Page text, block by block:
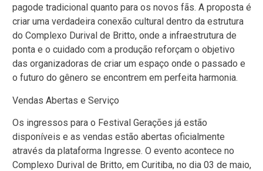
pagode tradicional quanto para os novos fãs. A proposta é
criar uma verdadeira conexão cultural dentro da estrutura
do Complexo Durival de Britto, onde a infraestrutura de
ponta e o cuidado com a produção reforçam o objetivo
das organizadoras de criar um espaço onde o passado e
o futuro do gênero se encontrem em perfeita harmonia.
Vendas Abertas e Serviço
Os ingressos para o Festival Gerações já estão
disponíveis e as vendas estão abertas oficialmente
através da plataforma Ingresse. O evento acontece no
Complexo Durival de Britto, em Curitiba, no dia 03 de maio,